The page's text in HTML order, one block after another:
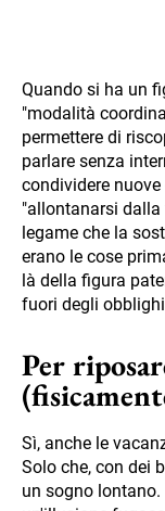
Quando si ha un
"modalità
permettere di
parlare senza
condividere
"allontanarsi
legame che la
erano le cose
là della figura
fuori degli
Per
Sì, anche le
Solo che, con dei
un sogno